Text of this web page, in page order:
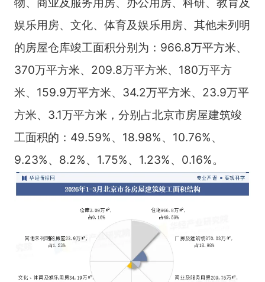
娱乐用房、文化、体育及娱乐用房、其他未列明
的房屋仓库竣工面积分别为：966.8万平方米、
370万平方米、209.8万平方米、180万平方
米、159.9万平方米、34.2万平方米、23.9万平
方米、3.1万平方米，分别占北京市房屋建筑竣
工面积的：49.59%、18.98%、10.76%、
9.23%、8.2%、1.75%、1.23%、0.16%。